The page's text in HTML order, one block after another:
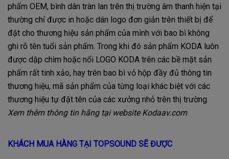
phẩm OEM, bình dân tràn lan trên thị trường âm thanh hiện tại
thường chỉ được in hoặc dán logo đơn giản trên thiết bị để
đặt cho thương hiệu sản phẩm của mình với bao bì không
ghi rõ tên tuổi sản phẩm. Trong khi đó sản phẩm KODA luôn
được dập chìm hoặc nổi LOGO KODA trên các bề mặt sản
phẩm rất tinh xảo, hay trên bao bì vỏ hộp đầy đủ thông tin
thương hiệu, mã sản phẩm của từng loại khác biệt với các
thương hiệu tự đặt tên của các xưởng nhỏ trên thị trường.
Xem thêm thông tin hãng tại website Kodaav.com
KHÁCH MUA HÀNG TẠI TOPSOUND SẼ ĐƯỢC